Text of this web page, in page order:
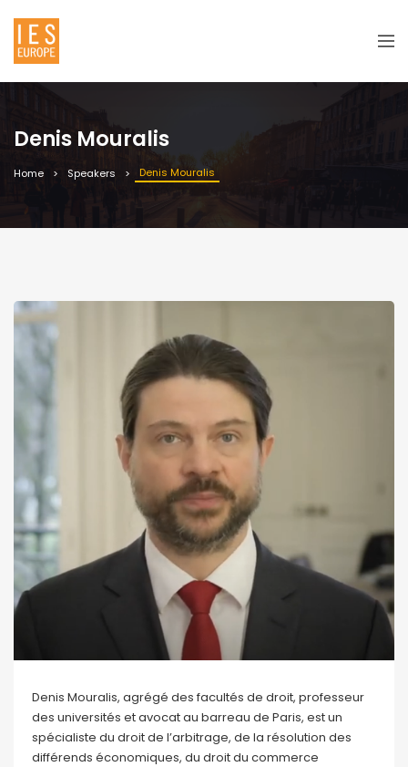
Denis Mouralis
Home Speakers Denis Mouralis
Denis Mouralis, agrégé des facultés de droit, professeur
des universités et avocat au barreau de Paris, est un
spécialiste du droit de l’arbitrage, de la résolution des
différends économiques, du droit du commerce